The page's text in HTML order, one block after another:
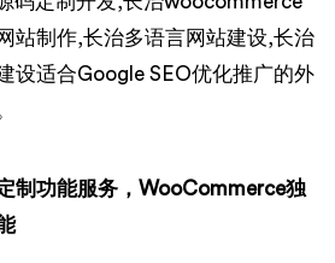
站制作,长治多语言网站建设,长治
设适合Google SEO优化推广的外
制功能服务，WooCommerce独